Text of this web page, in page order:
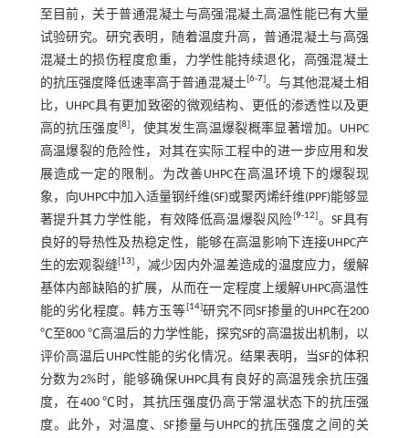
至目前，关于普通混凝土与高强混凝土高温性能已有大量
试验研究。研究表明，随着温度升高，普通混凝土与高强
混凝土的损伤程度愈重，力学性能持续退化，高强混凝土
的抗压强度降低速率高于普通混凝土 [6-7 。与其他混凝土相
比，UHPC具有更加致密的微观结构、更低的渗透性以及更
高的抗压强度[ 8 ，使其发生高温爆裂概率显著增加。UHPC
高温爆裂的危险性，对其在实际工程中的进一步应用和发
展造成一定的限制。为改善UHPC在高温环境下的爆裂现
象，向UHPC中加入适量钢纤维(SF)或聚丙烯纤维(PPF)能够显
著提升其力学性能，有效降低高温爆裂风险 9-12 。SF具有
良好的导热性及热稳定性，能够在高温影响下连接UHPC产
生的宏观裂缝 13
，减少因内外温差造成的温度应力，缓解
基体内部缺陷的扩展，从而在一定程度上缓解UHPC高温性
能的劣化程度。韩方玉等 14] 研究不同SF掺量的UHPC在200
℃至800 ℃高温后的力学性能，探究SF的高温拔出机制，以
评价高温后UHPC性能的劣化情况。结果表明，当SF的体积
分数为2%时，能够确保UHPC具有良好的高温残余抗压强
度，在400 ℃时，其抗压强度仍高于常温状态下的抗压强
度。此外，对温度、SF掺量与UHPC的抗压强度之间的关